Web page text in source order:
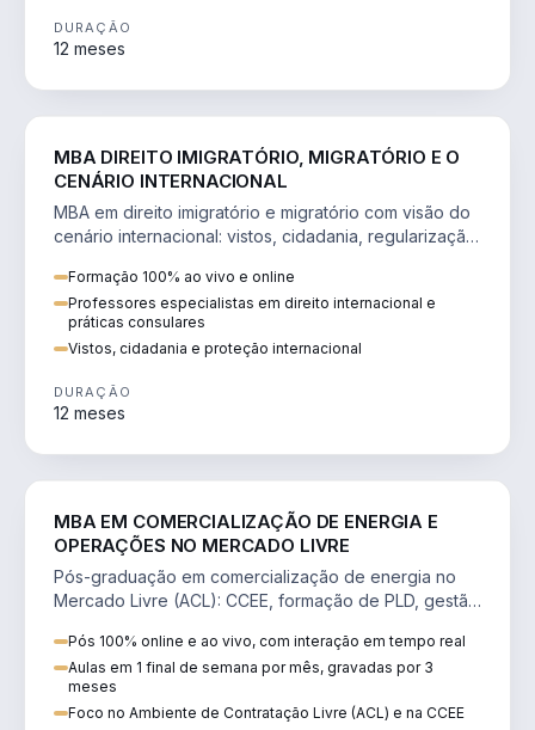
DURAÇÃO
12 meses
MBA DIREITO IMIGRATÓRIO, MIGRATÓRIO E O
CENÁRIO INTERNACIONAL
MBA em direito imigratório e migratório com visão do
cenário internacional: vistos, cidadania, regularização
Formação 100% ao vivo e online
Professores especialistas em direito internacional e
práticas consulares
Vistos, cidadania e proteção internacional
DURAÇÃO
12 meses
MBA EM COMERCIALIZAÇÃO DE ENERGIA E
OPERAÇÕES NO MERCADO LIVRE
Pós-graduação em comercialização de energia no
Mercado Livre (ACL): CCEE, formação de PLD, gestão
Pós 100% online e ao vivo, com interação em tempo real
Aulas em 1 final de semana por mês, gravadas por 3
meses
Foco no Ambiente de Contratação Livre (ACL) e na CCEE